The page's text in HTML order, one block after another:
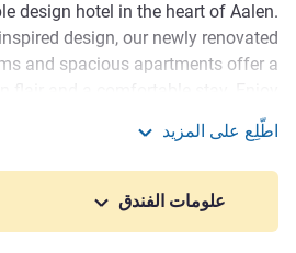
الوصف
design hotel in the heart of Aalen.
design, our newly renovated
and spacious apartments offer a
atmosphere, whether you're
traveling for business or pleasure.
carved landscapes and roots that
اطّلِع على المزيد
علومات الفندق